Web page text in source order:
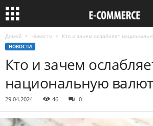
Домой Новости Кто и зачем ослабляет
НОВОСТИ
Кто и зачем
национальную
29.04.2024 46 0